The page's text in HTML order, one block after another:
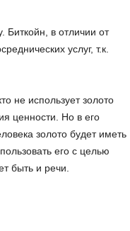
Биткойн, в отличии от
услуг, т.к.
не использует золото
ценности. Но в его
золото будет иметь
его с целью
быть и речи.